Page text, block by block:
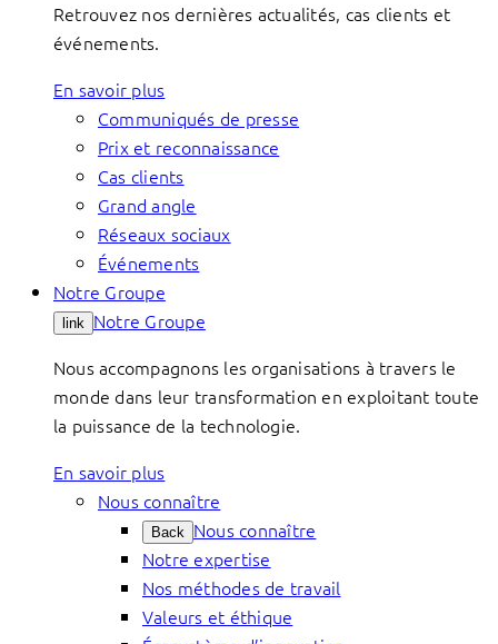
Retrouvez nos dernières actualités, cas clients et
événements.
En savoir plus
Communiqués de presse
Prix et reconnaissance
Cas clients
Grand angle
Réseaux sociaux
Événements
Notre Groupe
link Notre Groupe
Nous accompagnons les organisations à travers le
monde dans leur transformation en exploitant toute
la puissance de la technologie.
En savoir plus
Nous connaître
Back Nous connaître
Notre expertise
Nos méthodes de travail
Valeurs et éthique